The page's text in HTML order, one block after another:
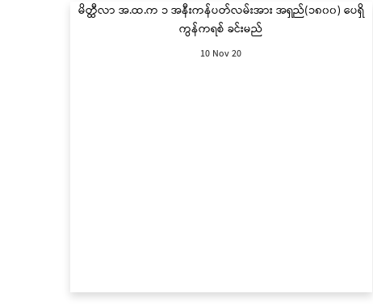
မိတ္ထီလာ အ.ထ.က ၁ အနီးကန်ပတ်လမ်းအား အရှည်(၁၈၀၀) ပေရှိ
ကွန်ကရစ် ခင်းမည်
10 Nov 20